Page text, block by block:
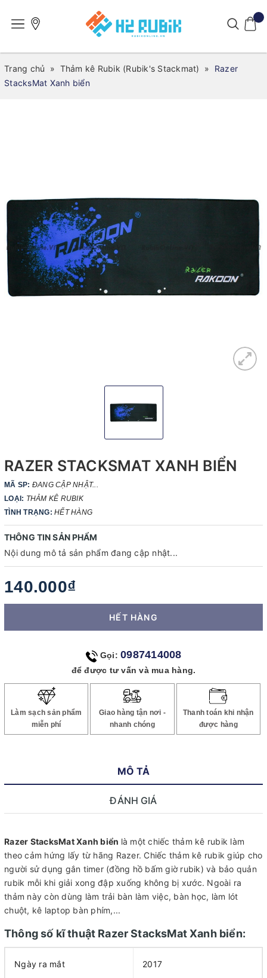
Trang chủ » Thảm kê Rubik (Rubik's Stackmat) »
Razer
StacksMat Xanh biển
RAZER STACKSMAT XANH BIỂN
MÃ SP: ĐANG CẬP NHẬT...
LOẠI: THẢM KÊ RUBIK
TÌNH TRẠNG: HẾT HÀNG
THÔNG TIN SẢN PHẨM
Nội dung mô tả sản phẩm đang cập nhật...
140.000₫
HẾT HÀNG
Gọi: 0987414008
để được tư vấn và mua hàng.
Làm sạch sản phẩm
miễn phí
Giao hàng tận nơi -
nhanh chóng
Thanh toán khi nhận
được hàng
MÔ TẢ
ĐÁNH GIÁ
Razer StacksMat Xanh biển là một chiếc thảm kê rubik làm
theo cảm hứng lấy từ hãng Razer. Chiếc thảm kê rubik giúp cho
người sử dụng gắn timer (đồng hồ bấm giờ rubik) và bảo quản
rubik mỗi khi giải xong đập xuống không bị xước. Ngoài ra
thảm này còn dùng làm trải bàn làm việc, bàn học, làm lót
chuột, kê laptop bàn phím,...
Thông số kĩ thuật Razer StacksMat Xanh biển:
Ngày ra mắt 2017